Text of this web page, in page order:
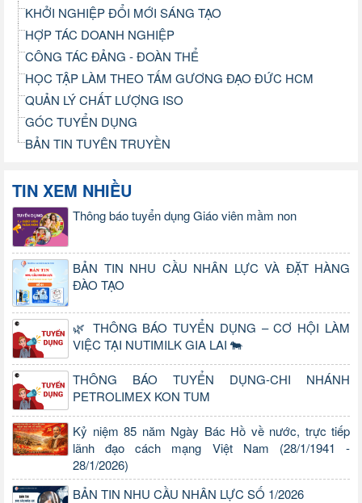
KHỞI NGHIỆP ĐỔI MỚI SÁNG TẠO
HỢP TÁC DOANH NGHIỆP
CÔNG TÁC ĐẢNG - ĐOÀN THỂ
HỌC TẬP LÀM THEO TẤM GƯƠNG ĐẠO ĐỨC HCM
QUẢN LÝ CHẤT LƯỢNG ISO
GÓC TUYỂN DỤNG
BẢN TIN TUYÊN TRUYỀN
TIN XEM NHIỀU
Thông báo tuyển dụng Giáo viên mầm non
BẢN TIN NHU CẦU NHÂN LỰC VÀ ĐẶT HÀNG
ĐÀO TẠO
🌿 THÔNG BÁO TUYỂN DỤNG – CƠ HỘI LÀM
VIỆC TẠI NUTIMILK GIA LAI 🐄
THÔNG BÁO TUYỂN DỤNG-CHI NHÁNH
PETROLIMEX KON TUM
Kỷ niệm 85 năm Ngày Bác Hồ về nước, trực tiếp
lãnh đạo cách mạng Việt Nam (28/1/1941 -
28/1/2026)
BẢN TIN NHU CẦU NHÂN LỰC SỐ 1/2026